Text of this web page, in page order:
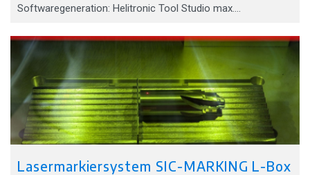
Softwaregeneration: Helitronic Tool Studio max.…
Lasermarkiersystem SIC-MARKING L-Box